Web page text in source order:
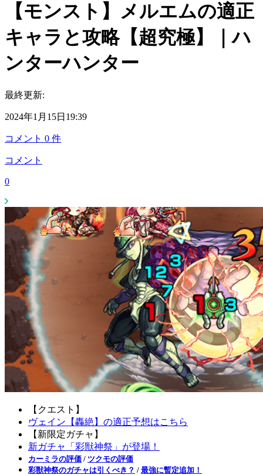
【モンスト】メルエムの適正
キャラと攻略【超究極】｜ハ
ンターハンター
最終更新:
2024年1月15日19:39
コメント 0 件
コメント
0
【クエスト】
ヴェイン【轟絶】の適正予想はこちら
【新限定ガチャ】
新ガチャ「彩獣神祭」が登場！
カーミラの評価 / ツクモの評価
彩獣神祭のガチャは引くべき？ / 最強に暫定追加！